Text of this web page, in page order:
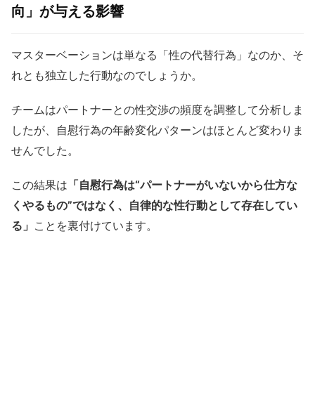
向」が与える影響
マスターベーションは単なる「性の代替行為」なのか、そ
れとも独立した行動なのでしょうか。
チームはパートナーとの性交渉の頻度を調整して分析しま
したが、自慰行為の年齢変化パターンはほとんど変わりま
せんでした。
この結果は 「自慰行為は“パートナーがいないから仕方な
くやるもの”ではなく、自律的な性行動として存在してい
る」 ことを裏付けています。